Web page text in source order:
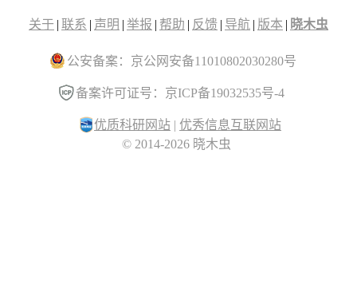
关于 | 联系 | 声明 | 举报 | 帮助 | 反馈 | 导航 | 版本 | 晓木虫
公安备案：京公网安备11010802030280号
备案许可证号：京ICP备19032535号-4
优质科研网站 | 优秀信息互联网站
© 2014-2026 晓木虫